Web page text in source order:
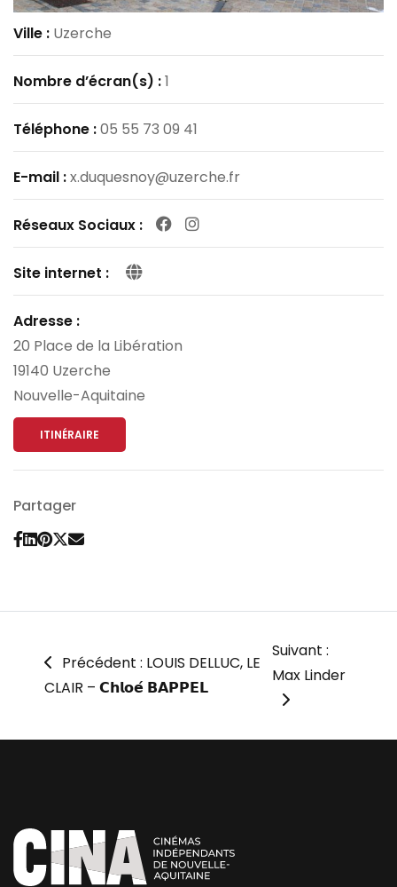
Ville : Uzerche
Nombre d’écran(s) :1
Téléphone :05 55 73 09 41
E-mail :x.duquesnoy@uzerche.fr
Réseaux Sociaux : Facebook
Instagram
Site internet :
Adresse :
20 Place de la Libération
19140 Uzerche
Nouvelle-Aquitaine
ITINÉRAIRE
Partager
Précédent : LOUIS DELLUC, LE
CLAIR – 𝗖𝗵𝗹𝗼𝗲́ 𝗕𝗔𝗣𝗣𝗘𝗟
Suivant :
Max Linder